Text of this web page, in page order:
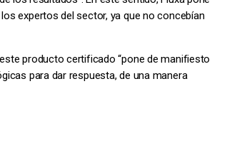
expertos del sector, ya que no concebían
producto certificado “pone de manifiesto
para dar respuesta, de una manera